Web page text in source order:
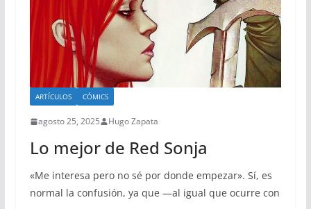
ARTÍCULOS CÓMICS
agosto 25, 2025 Hugo Zapata
Lo mejor de Red Sonja
«Me interesa pero no sé por donde empezar». Sí, es
normal la confusión, ya que —al igual que ocurre con